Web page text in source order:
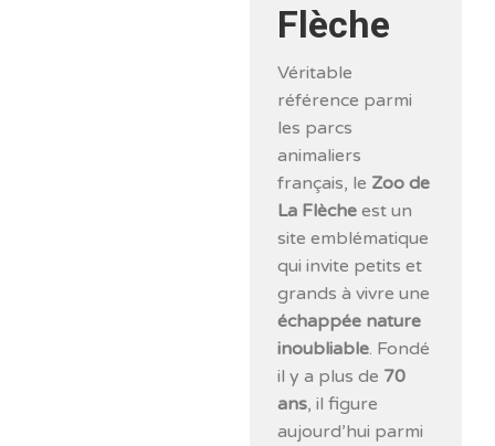
Flèche
Véritable
référence parmi
les parcs
animaliers
français, le Zoo de
La Flèche est un
site emblématique
qui invite petits et
grands à vivre une
échappée nature
inoubliable. Fondé
il y a plus de 70
ans, il figure
aujourd’hui parmi